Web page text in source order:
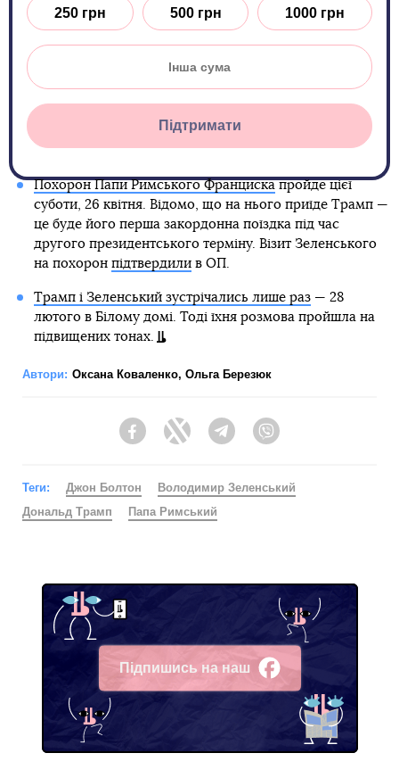
250 грн 500 грн 1000 грн
Підтримати
Похорон Папи Римського Францискапройде цієї
суботи, 26 квітня. Відомо, що на нього приїде Трамп —
це буде його перша закордонна поїздка під час
другого президентського терміну. Візит Зеленського
на похорон підтвердилив ОП.
Трамп і Зеленський зустрічались лише раз— 28
лютого в Білому домі. Тоді їхня розмова пройшла на
підвищених тонах.
Автори: Оксана Коваленко, Ольга Березюк
FacebookTwitter Telegram
Теги: Джон Болтон
Володимир Зеленський
Дональд Трамп
Папа Римський
Підпишись на наш
Facebook